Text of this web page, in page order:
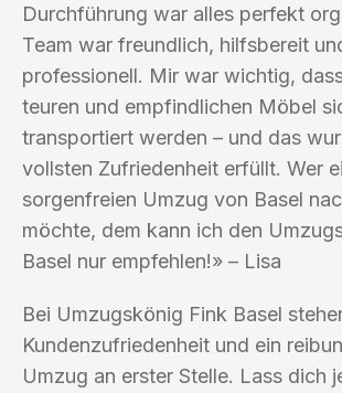
Durchführung war alles perfekt
Team war freundlich, hilfsbereit
professionell. Mir war wichtig,
teuren und empfindlichen Möbel
transportiert werden – und das
vollsten Zufriedenheit erfüllt. Wer
sorgenfreien Umzug von Basel
möchte, dem kann ich den
Basel nur empfehlen!» – Lisa
Bei Umzugskönig Fink Basel
Kundenzufriedenheit und ein
Umzug an erster Stelle. Lass dich